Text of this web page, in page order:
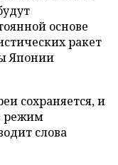
основе
ракет
Японии
сохраняется, и
режим
слова